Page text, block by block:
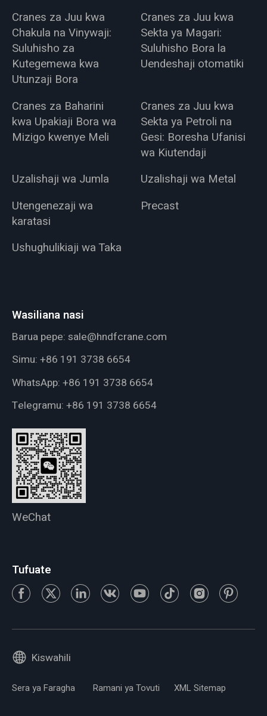
Cranes za Juu kwa
Chakula na Vinywaji:
Suluhisho za
Kutegemewa kwa
Utunzaji Bora
Cranes za Juu kwa
Sekta ya Magari:
Suluhisho Bora la
Uendeshaji otomatiki
Cranes za Baharini
kwa Upakiaji Bora wa
Mizigo kwenye Meli
Cranes za Juu kwa
Sekta ya Petroli na
Gesi: Boresha Ufanisi
wa Kiutendaji
Uzalishaji wa Jumla
Uzalishaji wa Metal
Utengenezaji wa
karatasi
Precast
Ushughulikiaji wa Taka
Wasiliana nasi
Barua pepe: sale@hndfcrane.com
Simu: +86 191 3738 6654
WhatsApp: +86 191 3738 6654
Telegramu: +86 191 3738 6654
WeChat
Tufuate
Kiswahili
Sera ya Faragha Ramani ya Tovuti XML Sitemap